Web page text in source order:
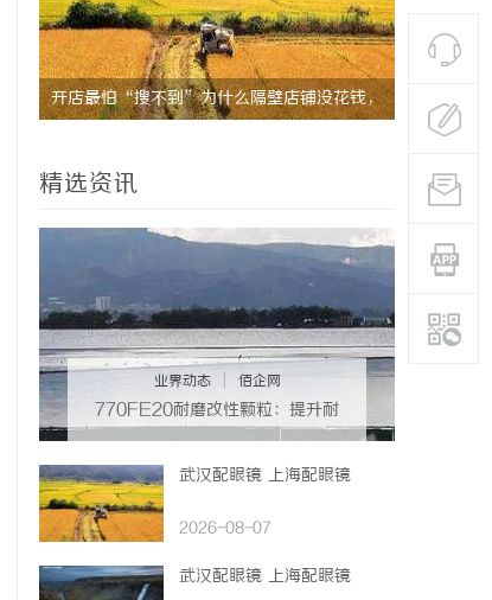
开店最怕“搜不到”为什么隔壁店铺没花钱， 揭秘！专
哪些行业
精选资讯
业界动态 佰企网
770FE20耐磨改性颗粒：提升耐
磨性能的革命性材料
武汉配眼镜 上海配眼镜
2026-08-07
武汉配眼镜 上海配眼镜